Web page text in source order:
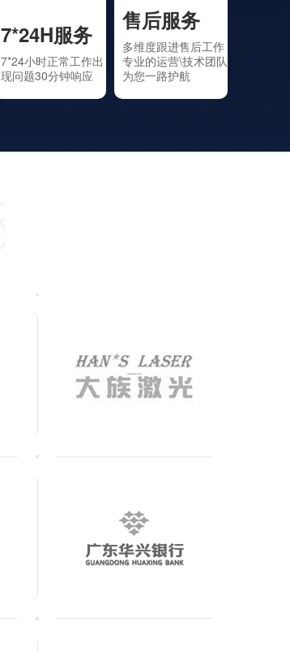
7*24H服务
7*24小时正常工作出
现问题30分钟响应
售后服务
多维度跟进售后工作
专业的运营\技术团队
为您一路护航